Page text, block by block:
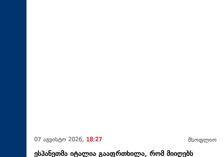
07 აგვისტო 2026, 18:27 მსოფლიო
ესპანეთმა იტალია გააფრთხილა, რომ მიიღებს